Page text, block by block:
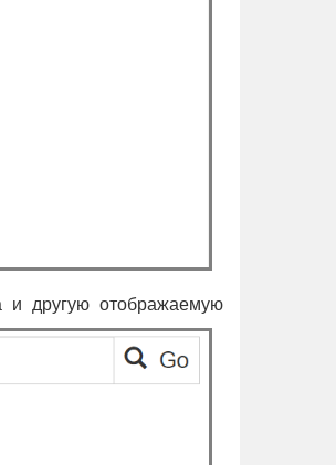
и другую отображаемую